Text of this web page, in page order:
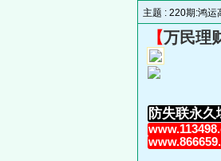
主题 : 220期:鸿
【万民理
防失联永久